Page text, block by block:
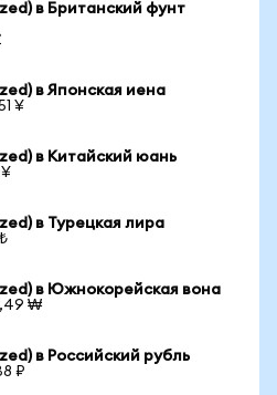
в Британский фунт
в Японская иена
¥
в Китайский юань
в Турецкая лира
в Южнокорейская вона
₩
в Российский рубль
₽